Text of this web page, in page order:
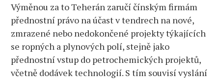
Výměnou za to Teherán zaručí čínským firmám
přednostní právo na účast v tendrech na nové,
zmrazené nebo nedokončené projekty týkajících
se ropných a plynových polí, stejně jako
přednostní vstup do petrochemických projektů,
včetně dodávek technologií. S tím souvisí vyslání